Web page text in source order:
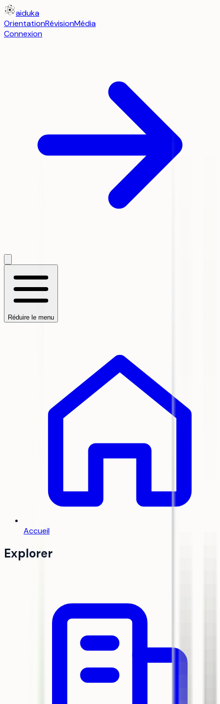
aiduka
OrientationRévisionMédia
Connexion
Réduire le menu
Accueil
Explorer